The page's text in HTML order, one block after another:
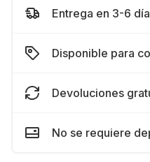
Entrega en 3-6
Disponible para
Devoluciones
No se requiere